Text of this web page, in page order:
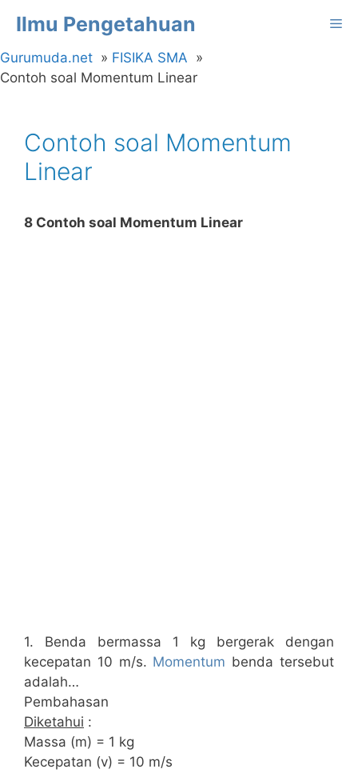
isi
Ilmu Pengetahuan
Gurumuda.net
FISIKA SMA
Contoh soal Momentum Linear
Contoh soal Momentum
Linear
8 Contoh soal Momentum Linear
1. Benda bermassa 1 kg bergerak dengan
kecepatan 10 m/s. Momentum benda tersebut
adalah…
Pembahasan
Diketahui :
Massa (m) = 1 kg
Kecepatan (v) = 10 m/s